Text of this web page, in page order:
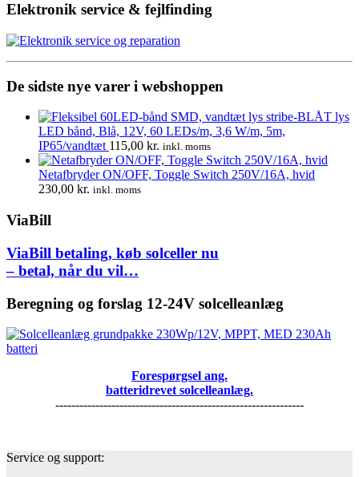
Elektronik service & fejlfinding
De sidste nye varer i webshoppen
LED bånd, Blå, 12V, 60 LEDs/m, 3,6 W/m, 5m,
IP65/vandtæt 115,00 kr. inkl. moms
Netafbryder ON/OFF, Toggle Switch 250V/16A, hvid
230,00 kr. inkl. moms
ViaBill
ViaBill betaling, køb solceller nu
– betal, når du vil…
Beregning og forslag 12-24V solcelleanlæg
Forespørgsel ang.
batteridrevet solcelleanlæg.
--------------------------------------------------------------
Service og support: